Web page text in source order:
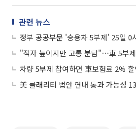
관련 뉴스
정부 공공부문 '승용차 5부제' 25일 0
차량 5부제 참여하면 車보험료 2%